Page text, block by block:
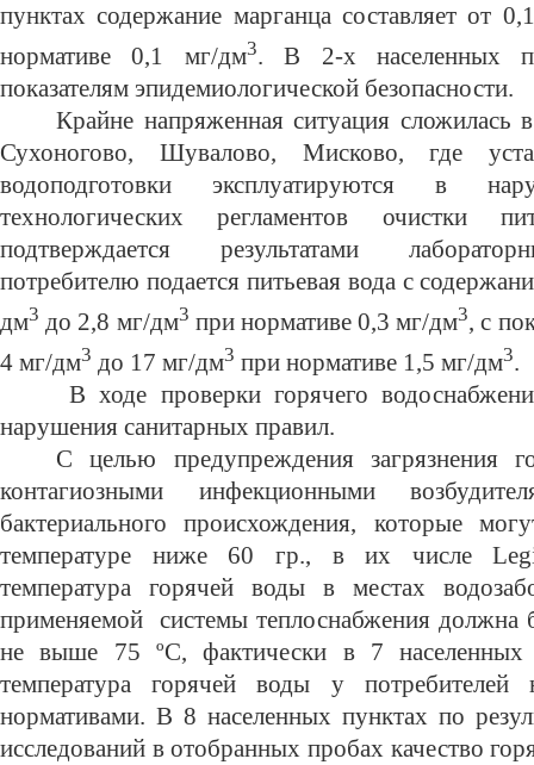
пунктах содержание марганца составляет от
нормативе 0,1 мг/дм3. В 2-х населенных
показателям эпидемиологической безопасности.
Крайне напряженная ситуация сложилась
Сухоногово, Шувалово, Мисково, где
водоподготовки эксплуатируются в
технологических регламентов очистки
подтверждается результатами
потребителю подается питьевая вода с
дм3 до 2,8 мг/дм3 при нормативе 0,3 мг/дм3, с
4 мг/дм3 до 17 мг/дм3 при нормативе 1,5 мг/дм3.
В ходе проверки горячего
нарушения санитарных правил.
С целью предупреждения загрязнения
контагиозными инфекционными
бактериального происхождения, которые
температуре ниже 60 гр., в их числе
температура горячей воды в местах
применяемой системы теплоснабжения
не выше 75 ºС, фактически в 7 населенных
температура горячей воды у потребителей
нормативами. В 8 населенных пунктах по
исследований в отобранных пробах качество